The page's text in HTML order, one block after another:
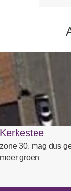
Kerkestee
zone 30, mag dus
meer groen